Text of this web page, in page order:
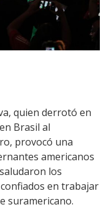
quien derrotó en
Brasil al
provocó una
americanos
los
en trabajar
suramericano.